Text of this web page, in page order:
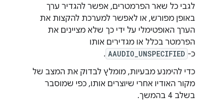
לגבי כל שאר הפרמטרים, אפשר להגדיר ערך
באופן מפורש, או לאפשר למערכת להקצות את
הערך האופטימלי על ידי כך שלא מציינים את
הפרמטר בכלל או מגדירים אותו
כ- AAUDIO_UNSPECIFIED
.
כדי להימנע מבעיות, מומלץ לבדוק את המצב של
מקור האודיו אחרי שיוצרים אותו, כפי שמוסבר
בשלב 4 בהמשך.